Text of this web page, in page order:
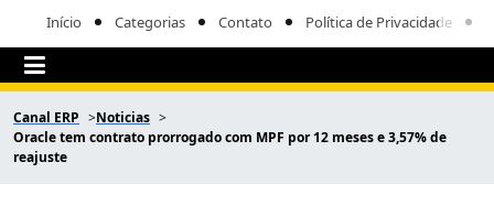
Início Categorias Contato Política de Privacidade
Canal ERP
Noticias
Oracle tem contrato prorrogado com MPF por 12 meses e 3,57% de
reajuste